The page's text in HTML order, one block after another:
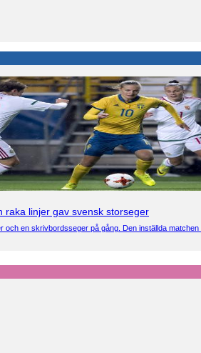
raka linjer gav svensk storseger
och en skrivbordsseger på gång. Den inställda